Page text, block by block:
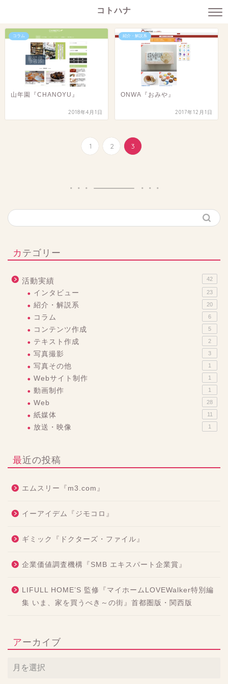
コトハナ
コラム
山年園『CHANOYU』
2018年4月1日
紹介・解説系
ONWA『おみや』
2017年12月1日
1 2 3
カテゴリー
活動実績 42
インタビュー 23
紹介・解説系 20
コラム 6
コンテンツ作成 5
テキスト作成 2
写真撮影 3
写真その他 1
Webサイト制作 1
動画制作 1
Web 28
紙媒体 11
放送・映像 1
最近の投稿
エムスリー『m3.com』
イーアイデム『ジモコロ』
ギミック『ドクターズ・ファイル』
企業価値調査機構『SMB エキスパート企業賞』
LIFULL HOME’S 監修『マイホームLOVEWalker特別編
集 いま、家を買うべき～の街』首都圏版・関西版
アーカイブ